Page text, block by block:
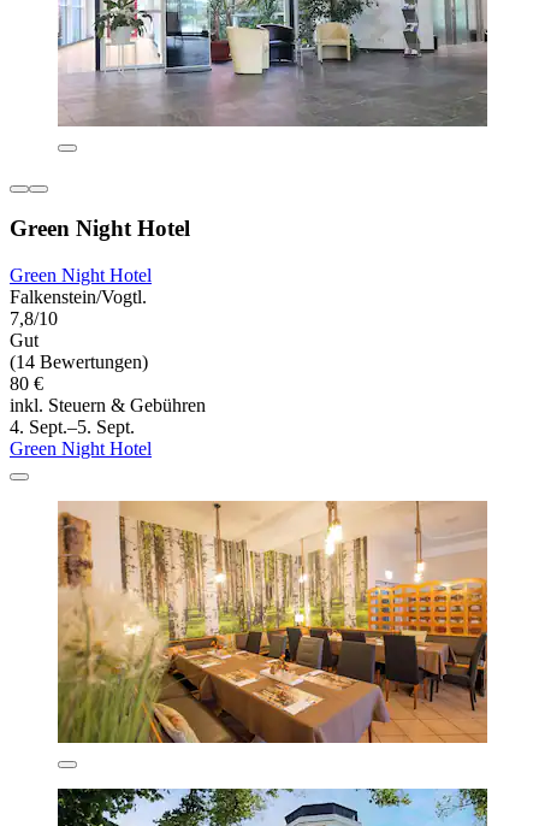
Green Night Hotel
Green Night Hotel
Falkenstein/Vogtl.
7,8/10
Gut
(14 Bewertungen)
80 €
inkl. Steuern & Gebühren
4. Sept.–5. Sept.
Green Night Hotel